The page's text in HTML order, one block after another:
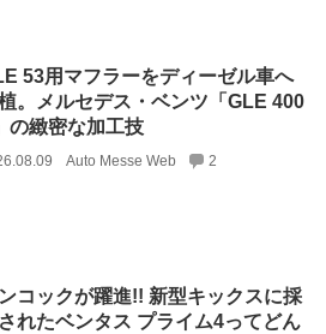
53用マフラーをディーゼル車へ
。メルセデス・ベンツ「GLE 400
の緻密な加工技
Auto Messe Web 2
コックが躍進!! 新型キックスに採
れたベンタス プライム4ってどん